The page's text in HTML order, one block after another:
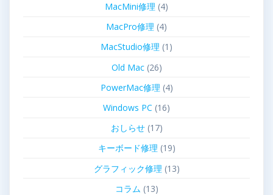
MacMini修理 (4)
MacPro修理 (4)
MacStudio修理 (1)
Old Mac(26)
PowerMac修理 (4)
Windows PC (16)
おしらせ(17)
キーボード修理 (19)
グラフィック修理 (13)
コラム (13)